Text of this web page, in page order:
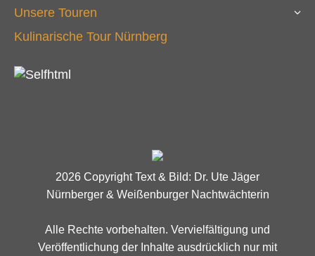
Unsere Touren
Kulinarische Tour Nürnberg
2026 Copyright Text & Bild: Dr. Ute Jäger
Nürnberger & Weißenburger Nachtwächterin
Alle Rechte vorbehalten. Vervielfältigung und
Veröffentlichung der Inhalte ausdrücklich nur mit